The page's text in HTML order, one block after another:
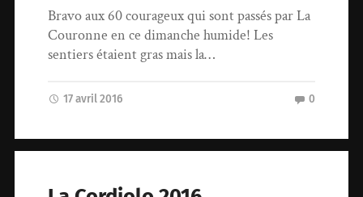
Bravo aux 60 courageux qui sont passés par La
Couronne en ce dimanche humide! Les
sentiers étaient gras mais la…
17 avril 2016 0